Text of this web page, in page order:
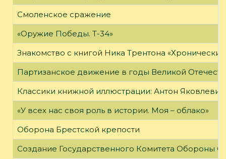
Смоленское сражение
«Оружие Победы. Т-34»
Знакомство с книгой Ника Трентона
Партизанское движение в годы Великой
Классики книжной иллюстрации: Антон
«У всех нас своя роль в истории. Моя – облако»
Оборона Брестской крепости
Создание Государственного Комитета Обороны